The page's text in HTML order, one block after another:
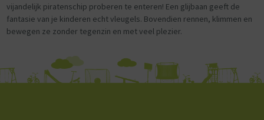
vijandelijk piratenschip proberen te enteren! Een glijbaan geeft de
fantasie van je kinderen echt vleugels. Bovendien rennen, klimmen en
bewegen ze zonder tegenzin en met veel plezier.